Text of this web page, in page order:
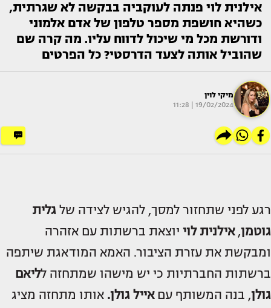
אילנית לוי פנתה לעוקביה בבקשה לא שגרתית,
כשהיא חושפת מספר טלפון של אדם אלמוני
ודורשת מכל מי שיכול לדווח עליו. מה קרה שם
שהוביל אותה לצעד הדרסטי? כל הפרטים
מיקי לוין
19/02/2024 | 11:28
רגע לפני שתחזור למסך, להגיש לצידה של גלית
גוטמן,אילנית לוי יוצאת ברשתות עם אזהרה
ומבקשת את עזרת הציבור. האמא המודאגת שיתפה
ברשתות החברתיות כי יש מישהו שמתחזה לליאם
גולן, בנה המשותף עםאייל גולן. אותו מתחזה מציג